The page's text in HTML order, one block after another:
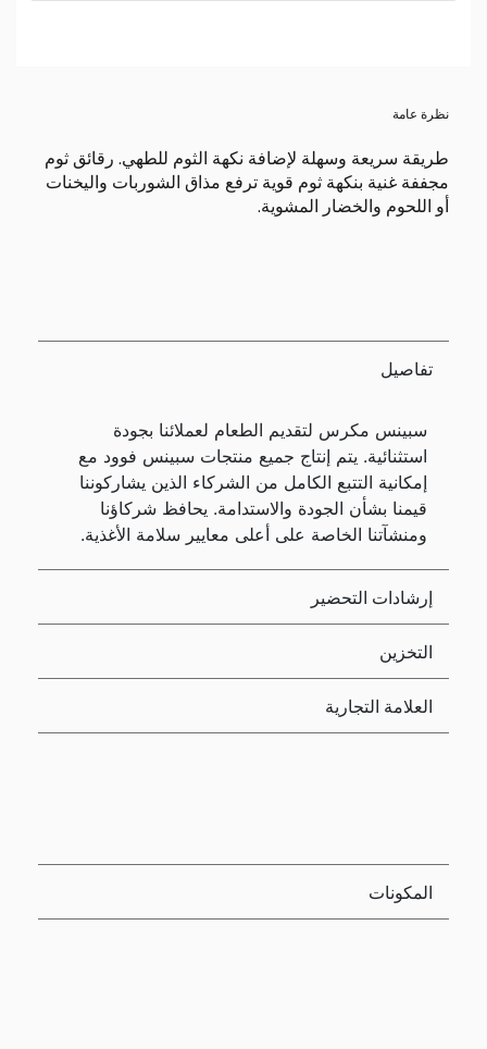
نظرة عامة
طريقة سريعة وسهلة لإضافة نكهة الثوم للطهي. رقائق ثوم
مجففة غنية بنكهة ثوم قوية ترفع مذاق الشوربات واليخنات
أو اللحوم والخضار المشوية.
تفاصيل
سبينس مكرس لتقديم الطعام لعملائنا بجودة
استثنائية. يتم إنتاج جميع منتجات سبينس فوود مع
إمكانية التتبع الكامل من الشركاء الذين يشاركوننا
قيمنا بشأن الجودة والاستدامة. يحافظ شركاؤنا
ومنشآتنا الخاصة على أعلى معايير سلامة الأغذية.
إرشادات التحضير
التخزين
العلامة التجارية
المكونات